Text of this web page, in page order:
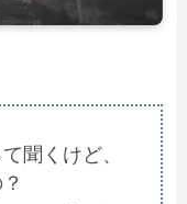
聞くけど、